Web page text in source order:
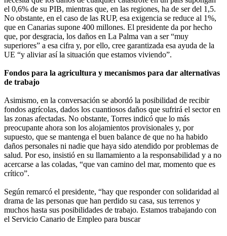
el 0,6% de su PIB, mientras que, en las regiones, ha de ser del 1,5.
No obstante, en el caso de las RUP, esa exigencia se reduce al 1%,
que en Canarias supone 400 millones. El presidente da por hecho
que, por desgracia, los daños en La Palma van a ser “muy
superiores” a esa cifra y, por ello, cree garantizada esa ayuda de la
UE “y aliviar así la situación que estamos viviendo”.
Fondos para la agricultura y mecanismos para dar alternativas
de trabajo
Asimismo, en la conversación se abordó la posibilidad de recibir
fondos agrícolas, dados los cuantiosos daños que sufrirá el sector en
las zonas afectadas. No obstante, Torres indicó que lo más
preocupante ahora son los alojamientos provisionales y, por
supuesto, que se mantenga el buen balance de que no ha habido
daños personales ni nadie que haya sido atendido por problemas de
salud. Por eso, insistió en su llamamiento a la responsabilidad y a no
acercarse a las coladas, “que van camino del mar, momento que es
crítico”.
Según remarcó el presidente, “hay que responder con solidaridad al
drama de las personas que han perdido su casa, sus terrenos y
muchos hasta sus posibilidades de trabajo. Estamos trabajando con
el Servicio Canario de Empleo para buscar